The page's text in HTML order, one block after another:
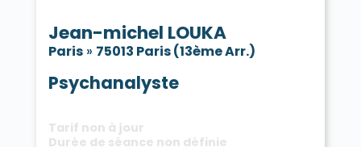
Jean-michel LOUKA
Paris» 75013 Paris (13ème Arr.)
Psychanalyste
Tarif non à jour
Durée de séance non définie